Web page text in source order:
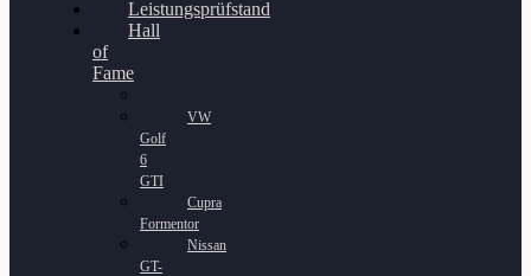
Leistungsprüfstand
Hall
of
Fame
VW
Golf
6
GTI
Cupra
Formentor
Nissan
GT-